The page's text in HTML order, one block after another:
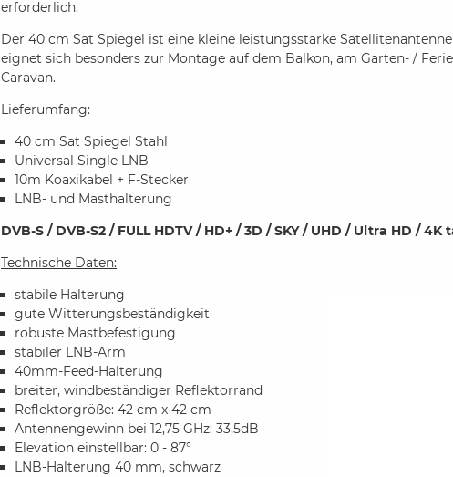
erforderlich.
Der 40 cm Sat Spiegel ist eine kleine leistungsstarke
eignet sich besonders zur Montage auf dem Balkon, am Garten- /
Caravan.
Lieferumfang:
40 cm Sat Spiegel Stahl
Universal Single LNB
10m Koaxikabel + F-Stecker
LNB- und Masthalterung
DVB-S / DVB-S2 / FULL HDTV / HD+ / 3D / SKY / UHD / Ultra HD / 4K
Technische Daten:
stabile Halterung
gute Witterungsbeständigkeit
robuste Mastbefestigung
stabiler LNB-Arm
40mm-Feed-Halterung
breiter, windbeständiger Reflektorrand
Reflektorgröße: 42 cm x 42 cm
Antennengewinn bei 12,75 GHz: 33,5dB
Elevation einstellbar: 0 - 87°
LNB-Halterung 40 mm, schwarz